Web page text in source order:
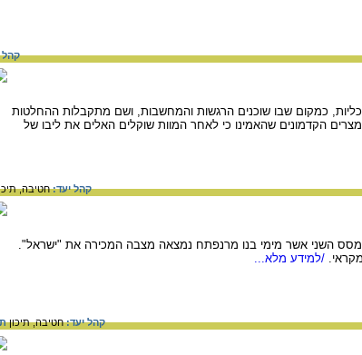
קהל
כמקום שבו שוכנים הרגשות והמחשבות, ושם מתקבלות ההחלטות
הקדמונים שהאמינו כי לאחר המוות שוקלים האלים את ליבו של
קהל יעד:חטיבה,
השני אשר מימי בנו מרנפתח נמצאה מצבה המכירה את "ישראל".
/למידע מלא...
קהל יעד:חטיבה,תיכון